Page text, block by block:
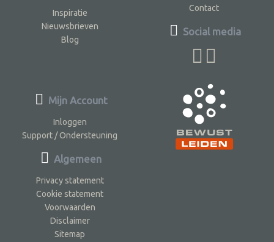
Inspiratie
Nieuwsbrieven
Blog
Contact
Social media
Mijn Account
Inloggen
Support / Ondersteuning
Algemeen
Privacy statement
Cookie statement
Voorwaarden
Disclaimer
Sitemap